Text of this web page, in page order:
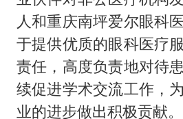
人和重庆南坪爱尔眼科
于提供优质的眼科医疗
责任，高度负责地对待
续促进学术交流工作，
业的进步做出积极贡献。